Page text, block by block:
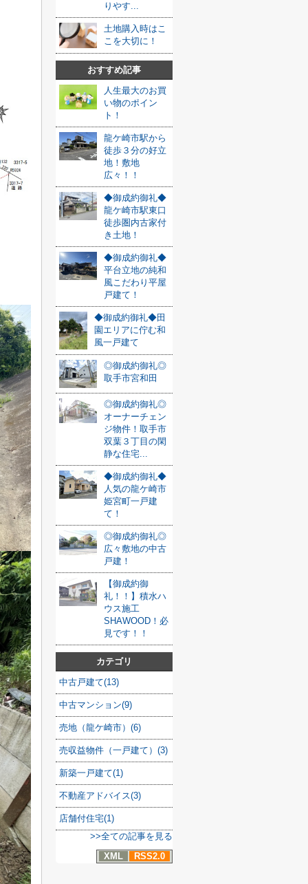
りやす...
土地購入時はこ
こを大切に！
おすすめ記事
人生最大のお買
い物のポイン
ト！
龍ケ崎市駅から
徒歩３分の好立
地！敷地
広々！！
◆御成約御礼◆
龍ケ崎市駅東口
徒歩圏内古家付
き土地！
◆御成約御礼◆
平台立地の純和
風こだわり平屋
戸建て！
◆御成約御礼◆田
園エリアに佇む和
風一戸建て
◎御成約御礼◎
取手市宮和田
◎御成約御礼◎
オーナーチェン
ジ物件！取手市
双葉３丁目の閑
静な住宅...
◆御成約御礼◆
人気の龍ケ崎市
姫宮町一戸建
て！
◎御成約御礼◎
広々敷地の中古
戸建！
【御成約御
礼！！】積水ハ
ウス施工
SHAWOOD！必
見です！！
カテゴリ
中古戸建て(13)
中古マンション(9)
売地（龍ケ崎市）(6)
売収益物件（一戸建て）(3)
新築一戸建て(1)
不動産アドバイス(3)
店舗付住宅(1)
>>全ての記事を見る
XML
RSS2.0